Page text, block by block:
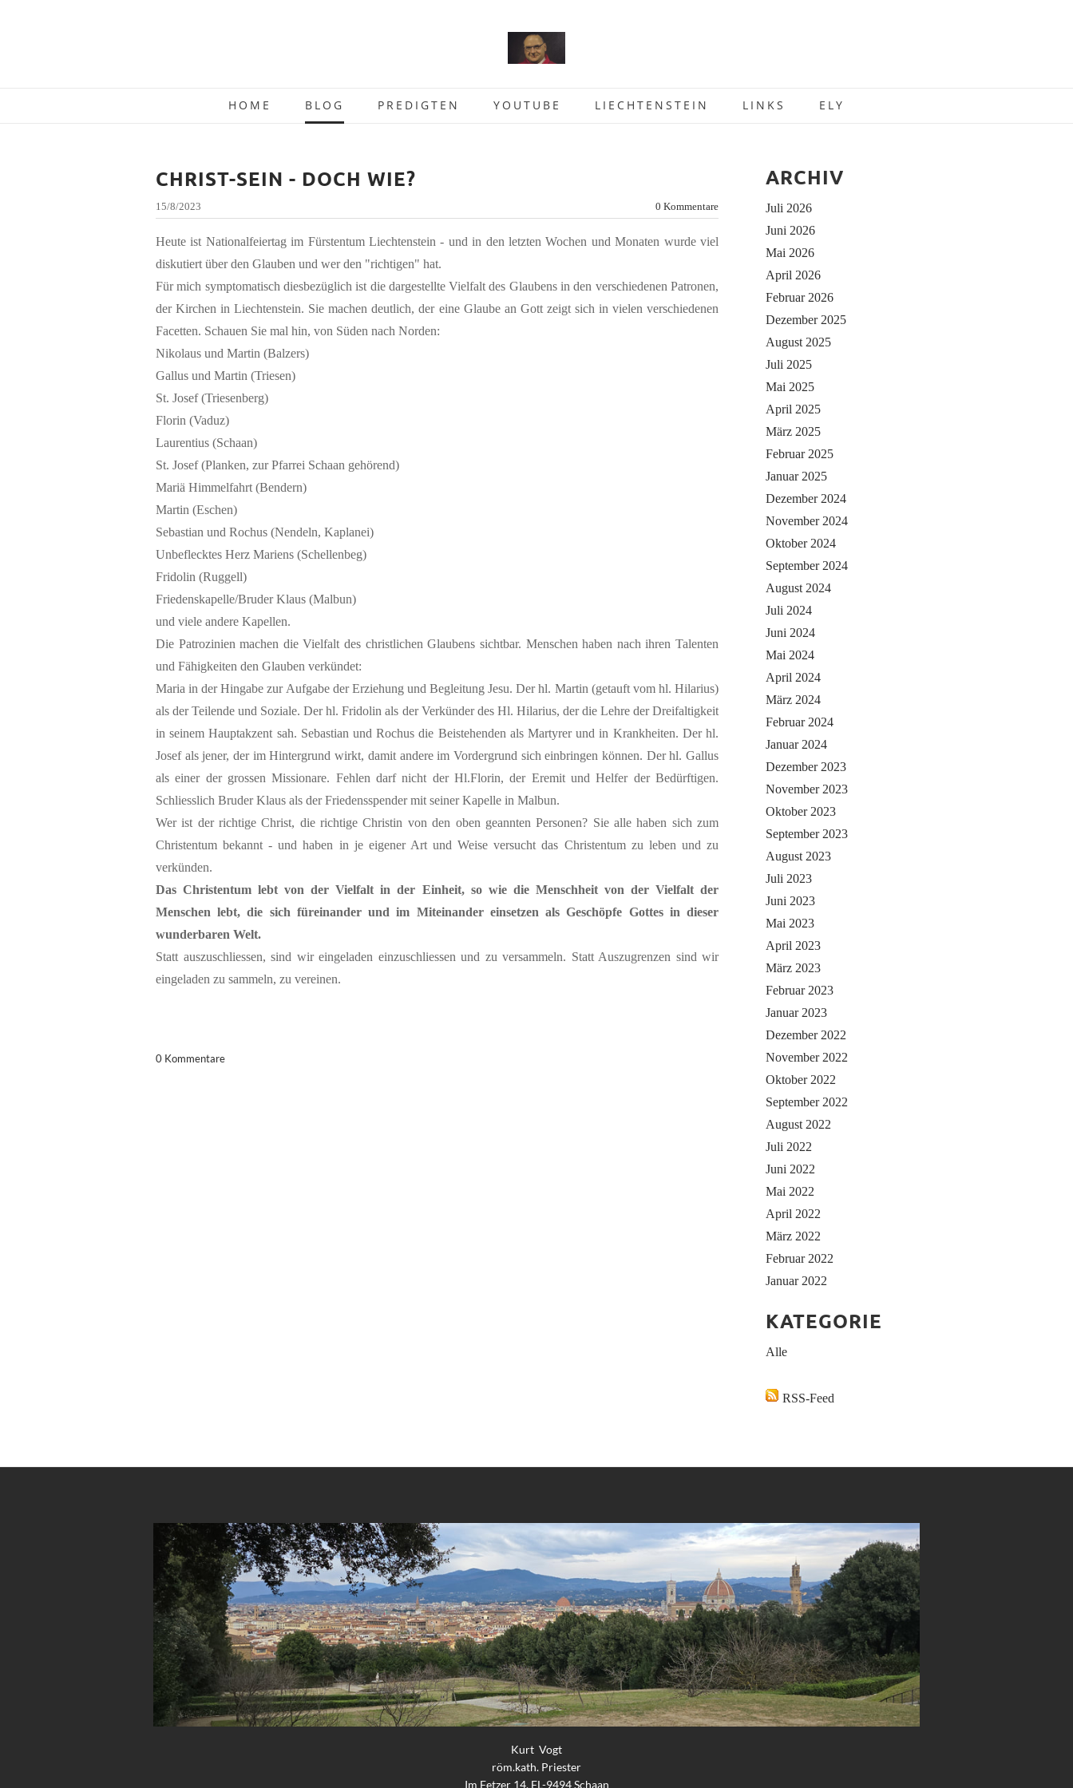
HOME BLOG PREDIGTEN YOUTUBE LIECHTENSTEIN LINKS ELY
CHRIST-SEIN - DOCH WIE?
15/8/2023 0 Kommentare
Heute ist Nationalfeiertag im Fürstentum Liechtenstein - und in den letzten Wochen und Monaten wurde viel
diskutiert über den Glauben und wer den "richtigen" hat.
Für mich symptomatisch diesbezüglich ist die dargestellte Vielfalt des Glaubens in den verschiedenen Patronen,
der Kirchen in Liechtenstein. Sie machen deutlich, der eine Glaube an Gott zeigt sich in vielen verschiedenen
Facetten. Schauen Sie mal hin, von Süden nach Norden:
Nikolaus und Martin (Balzers)
Gallus und Martin (Triesen)
St. Josef (Triesenberg)
Florin (Vaduz)
Laurentius (Schaan)
St. Josef (Planken, zur Pfarrei Schaan gehörend)
Mariä Himmelfahrt (Bendern)
Martin (Eschen)
Sebastian und Rochus (Nendeln, Kaplanei)
Unbeflecktes Herz Mariens (Schellenbeg)
Fridolin (Ruggell)
Friedenskapelle/Bruder Klaus (Malbun)
und viele andere Kapellen.
Die Patrozinien machen die Vielfalt des christlichen Glaubens sichtbar. Menschen haben nach ihren Talenten
und Fähigkeiten den Glauben verkündet:
Maria in der Hingabe zur Aufgabe der Erziehung und Begleitung Jesu. Der hl. Martin (getauft vom hl. Hilarius)
als der Teilende und Soziale. Der hl. Fridolin als der Verkünder des Hl. Hilarius, der die Lehre der Dreifaltigkeit
in seinem Hauptakzent sah. Sebastian und Rochus die Beistehenden als Martyrer und in Krankheiten. Der hl.
Josef als jener, der im Hintergrund wirkt, damit andere im Vordergrund sich einbringen können. Der hl. Gallus
als einer der grossen Missionare. Fehlen darf nicht der Hl.Florin, der Eremit und Helfer der Bedürftigen.
Schliesslich Bruder Klaus als der Friedensspender mit seiner Kapelle in Malbun.
Wer ist der richtige Christ, die richtige Christin von den oben geannten Personen? Sie alle haben sich zum
Christentum bekannt - und haben in je eigener Art und Weise versucht das Christentum zu leben und zu
verkünden.
Das Christentum lebt von der Vielfalt in der Einheit, so wie die Menschheit von der Vielfalt der
Menschen lebt, die sich füreinander und im Miteinander einsetzen als Geschöpfe Gottes in dieser
wunderbaren Welt.
Statt auszuschliessen, sind wir eingeladen einzuschliessen und zu versammeln. Statt Auszugrenzen sind wir
eingeladen zu sammeln, zu vereinen.
0 Kommentare
ARCHIV
Juli 2026
Juni 2026
Mai 2026
April 2026
Februar 2026
Dezember 2025
August 2025
Juli 2025
Mai 2025
April 2025
März 2025
Februar 2025
Januar 2025
Dezember 2024
November 2024
Oktober 2024
September 2024
August 2024
Juli 2024
Juni 2024
Mai 2024
April 2024
März 2024
Februar 2024
Januar 2024
Dezember 2023
November 2023
Oktober 2023
September 2023
August 2023
Juli 2023
Juni 2023
Mai 2023
April 2023
März 2023
Februar 2023
Januar 2023
Dezember 2022
November 2022
Oktober 2022
September 2022
August 2022
Juli 2022
Juni 2022
Mai 2022
April 2022
März 2022
Februar 2022
Januar 2022
KATEGORIE
Alle
RSS-Feed
Kurt Vogt
röm.kath. Priester
Im Fetzer 14, FL-9494 Schaan